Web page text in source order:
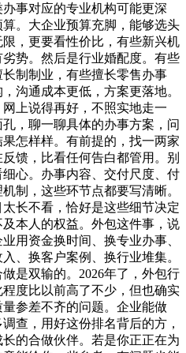
事对应的专业机构可能更深
。大企业预算充脚，能够选头
，更要看性价比，有些新兴机
势。然后是行业婚配度。有些
制制业，有些擅长零售办事
沟通成本更低，方案更落地。
上说得再好，不照实地走一
，聊一聊具体的办事方案，问
怎样样。有前提的，找一两家
馈，比看任何告白都管用。别
心。办事内容、交付尺度、付
制，这些环节点都要写清晰。
长不看，恰好是这些细节决定
本人的权益。外包这件事，说
用资金换时间、换专业办事、
、换客户案例、换行业堆集。
是双输的。2026年了，外包行
度比以前高了不少，但也确实
参差不齐的问题。企业能做
查，用好这份排名背后的方，
的合做伙伴。若是你正正在为